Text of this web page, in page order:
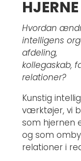
HJERNE
Hvordan
intelligens
afdeling,
kollegaskab,
relationer?
Kunstig
værktøjer, vi
som hjernen
og som
relationer i